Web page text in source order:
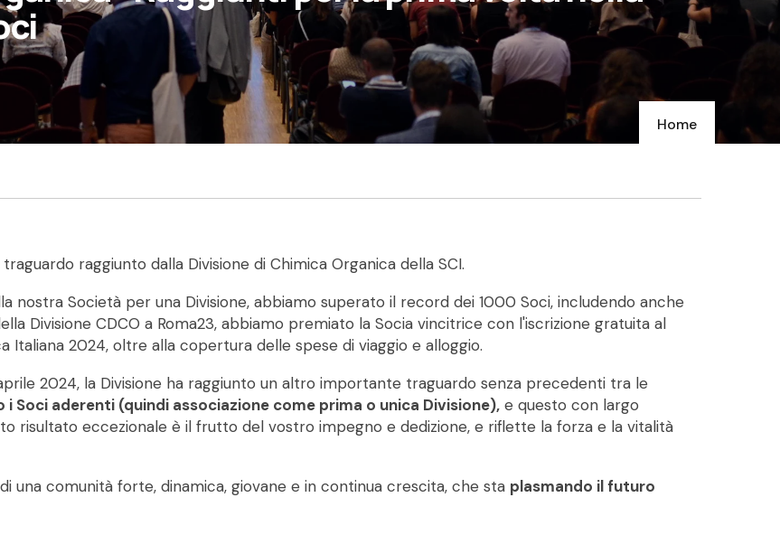
Home
raggiunto dalla Divisione di Chimica Organica della SCI.
nostra Società per una Divisione, abbiamo superato il record dei 1000 Soci, includendo anche
Divisione CDCO a Roma23, abbiamo premiato la Socia vincitrice con l'iscrizione gratuita al
Italiana 2024, oltre alla copertura delle spese di viaggio e alloggio.
2024, la Divisione ha raggiunto un altro importante traguardo senza precedenti tra le
i Soci aderenti (quindi associazione come prima o unica Divisione), e questo con largo
risultato eccezionale è il frutto del vostro impegno e dedizione, e riflette la forza e la vitalità
una comunità forte, dinamica, giovane e in continua crescita, che sta plasmando il futuro